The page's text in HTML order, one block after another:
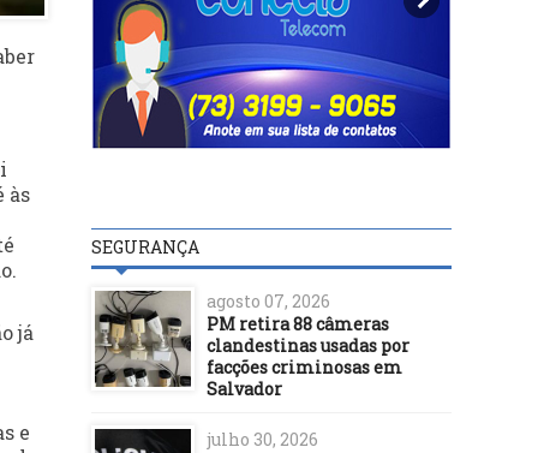
às
já
e
SEGURANÇA
agosto 07, 2026
PM retira 88 câmeras
clandestinas usadas por
facções criminosas em
Salvador
julho 30, 2026